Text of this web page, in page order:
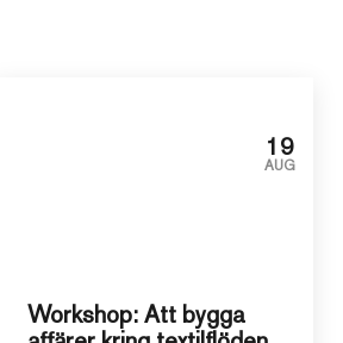
19
AUG
Workshop: Att bygga